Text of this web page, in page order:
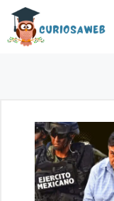
Saltar
contenido